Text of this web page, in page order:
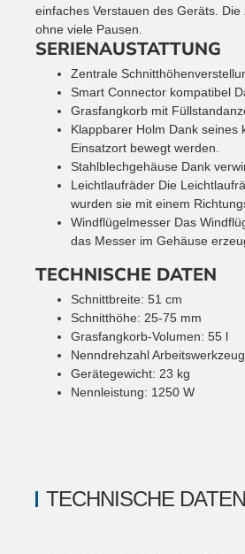
TECHNISCHE DATEN
einfaches Verstauen des Geräts.
ohne viele Pausen.
SERIENAUSTATTUNG
Zentrale
Smart Connector kompatibel
Grasfangkorb mit
Klappbarer Holm Dank seines
Einsatzort bewegt werden.
Stahlblechgehäuse Dank
Leichtlaufräder Die
wurden sie mit einem
Windflügelmesser Das
das Messer im Gehäuse
TECHNISCHE DATEN
Schnittbreite: 51 cm
Schnitthöhe: 25-75 mm
Grasfangkorb-Volumen: 55 l
Nenndrehzahl Arbeitswerkzeug
Gerätegewicht: 23 kg
Nennleistung: 1250 W